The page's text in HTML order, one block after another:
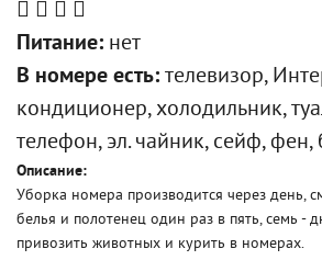
Питание: нет
В номере есть: телевизор,
кондиционер, холодильник,
телефон, эл. чайник, сейф, фен,
Описание:
Уборка номера производится через день,
белья и полотенец один раз в пять, семь -
привозить животных и курить в номерах.